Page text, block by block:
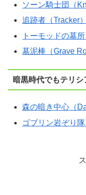
ソーン騎士団（
追跡者（Tracker）
トーモッドの墓所
墓泥棒（Grave
暗黒時代でもテリ
森の暗き中心（
ゴブリン岩ぞり